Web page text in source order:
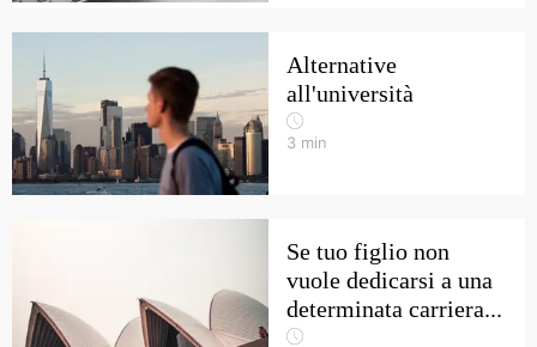
Alternative
all'università
3 min
Se tuo figlio non
vuole dedicarsi a una
determinata carriera...